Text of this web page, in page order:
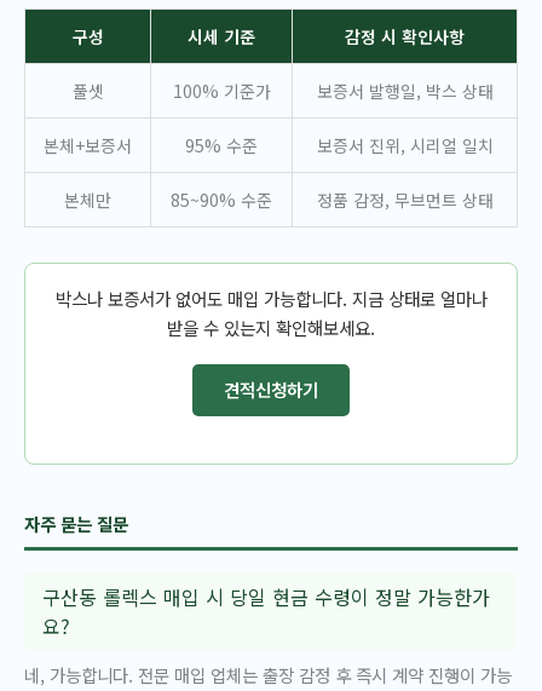
구성 시세 기준 감정 시 확인사항
풀셋 100% 기준가 보증서 발행일, 박스 상태
본체+보증서 95% 수준 보증서 진위, 시리얼 일치
본체만 85~90% 수준 정품 감정, 무브먼트 상태
박스나 보증서가 없어도 매입 가능합니다. 지금 상태로 얼마나
받을 수 있는지 확인해보세요.
견적신청하기
자주 묻는 질문
구산동 롤렉스 매입 시 당일 현금 수령이 정말 가능한가
요?
네, 가능합니다. 전문 매입 업체는 출장 감정 후 즉시 계약 진행이 가능